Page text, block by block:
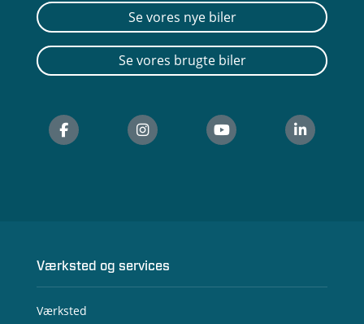
Se vores nye biler
Se vores brugte biler
Værksted og services
Værksted